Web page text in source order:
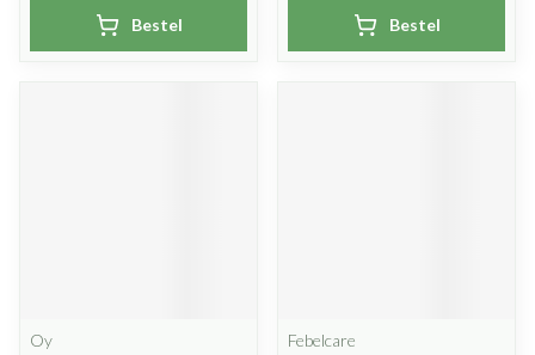
Bestel Bestel
Oy
Febelcare